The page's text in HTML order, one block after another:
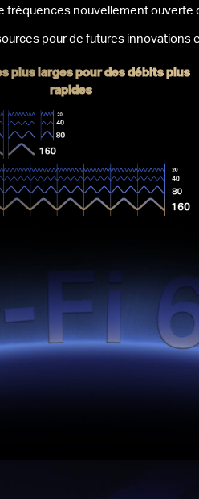
fréquences nouvellement
pour de futures innovations
plus larges pour des débits plus
rapides